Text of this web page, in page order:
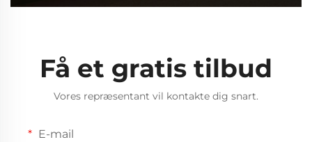
Få et gratis tilbud
Vores repræsentant vil kontakte dig snart.
E-mail